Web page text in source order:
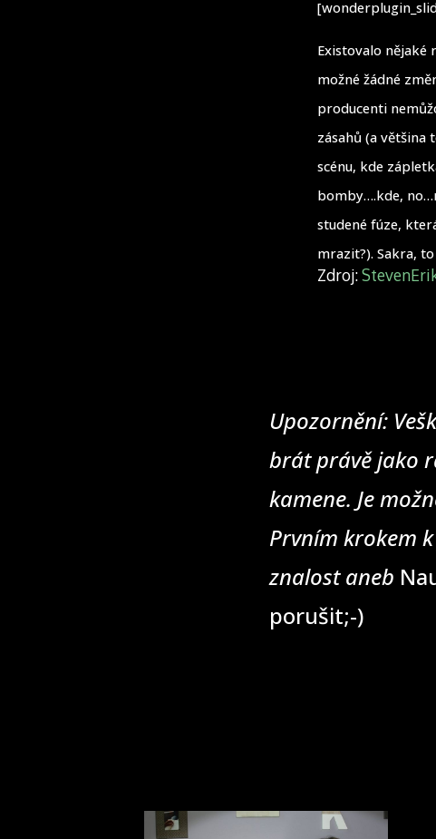
Existovalo nějaké
možné žádné
producenti
zásahů (a většina
scénu, kde
bomby….kde,
studené fúze,
mrazit?). Sakra,
Zdroj:
Upozornění:
brát právě jako
kamene. Je
Prvním krokem
znalost aneb
porušit;-)